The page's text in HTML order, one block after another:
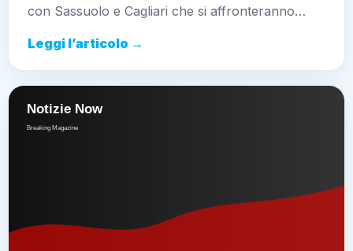
con Sassuolo e Cagliari che si affronteranno…
Leggi l’articolo →